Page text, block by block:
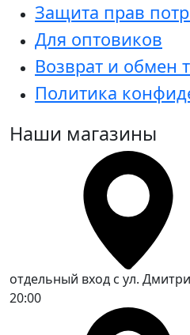
Защита прав
Для оптовиков
Возврат и обмен
Политика
Наши магазины
отдельный вход с ул.
20:00